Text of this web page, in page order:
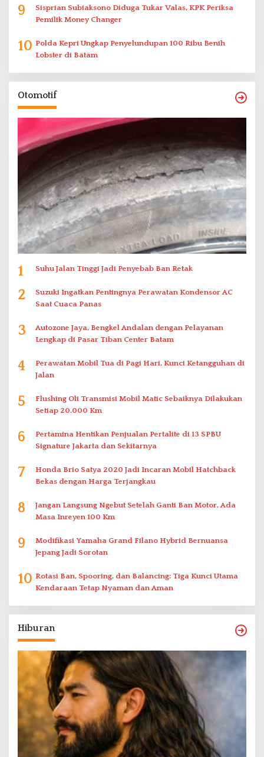
9
Sisprian Subiaksono Diduga Tukar Valas, KPK Periksa
Pemilik Money Changer
10 Polda Kepri Ungkap Penyelundupan 100 Ribu Benih
Lobster di Batam
Otomotif
1 Suhu Jalan Tinggi Jadi Penyebab Ban Retak
2
Suzuki Ingatkan Pentingnya Perawatan Kondensor AC
Saat Cuaca Panas
3
Autozone Jaya, Bengkel Andalan dengan Pelayanan
Lengkap di Pasar Tiban Center Batam
4
Perawatan Mobil Tua di Pagi Hari, Kunci Ketangguhan di
Jalan
5
Flushing Oli Transmisi Mobil Matic Sebaiknya Dilakukan
Setiap 20.000 Km
6
Pertamina Hentikan Penjualan Pertalite di 13 SPBU
Signature Jakarta dan Sekitarnya
7
Honda Brio Satya 2020 Jadi Incaran Mobil Hatchback
Bekas dengan Harga Terjangkau
8
Jangan Langsung Ngebut Setelah Ganti Ban Motor, Ada
Masa Inreyen 100 Km
9
Modifikasi Yamaha Grand Filano Hybrid Bernuansa
Jepang Jadi Sorotan
10 Rotasi Ban, Spooring, dan Balancing: Tiga Kunci Utama
Kendaraan Tetap Nyaman dan Aman
Hiburan